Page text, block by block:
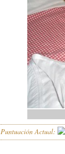
Puntuación Actual: